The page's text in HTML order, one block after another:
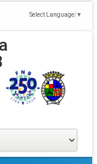
Select Language ▼